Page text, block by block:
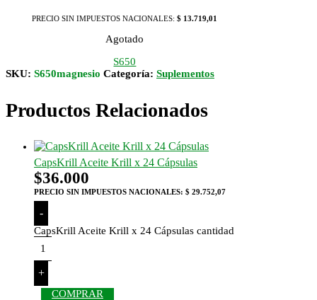
PRECIO SIN IMPUESTOS NACIONALES:$ 13.719,01
Agotado
S650
SKU: S650magnesio Categoría: Suplementos
Productos Relacionados
CapsKrill Aceite Krill x 24 Cápsulas
$36.000
PRECIO SIN IMPUESTOS NACIONALES: $ 29.752,07
-
CapsKrill Aceite Krill x 24 Cápsulas cantidad
+
COMPRAR